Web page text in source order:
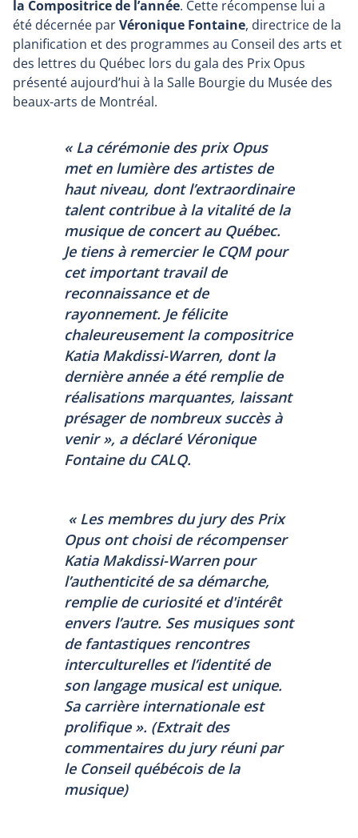
la Compositrice de l’année. Cette récompense lui a
été décernée parVéronique Fontaine, directrice de la
planification et des programmes au Conseil des arts et
des lettres du Québec lors du gala des Prix Opus
présenté aujourd’hui à la Salle Bourgie du Musée des
beaux-arts de Montréal.
« La cérémonie des prix Opus
met en lumière des artistes de
haut niveau, dont l’extraordinaire
talent contribue à la vitalité de la
musique de concert au Québec.
Je tiens à remercier le CQM pour
cet important travail de
reconnaissance et de
rayonnement. Je félicite
chaleureusement la compositrice
Katia Makdissi-Warren, dont la
dernière année a été remplie de
réalisations marquantes, laissant
présager de nombreux succès à
venir », a déclaré Véronique
Fontaine du CALQ.
« Les membres du jury des Prix
Opus ont choisi de récompenser
Katia Makdissi-Warren pour
l’authenticité de sa démarche,
remplie de curiosité et d'intérêt
envers l’autre. Ses musiques sont
de fantastiques rencontres
interculturelles et l’identité de
son langage musical est unique.
Sa carrière internationale est
prolifique ». (Extrait des
commentaires du jury réuni par
le Conseil québécois de la
musique)